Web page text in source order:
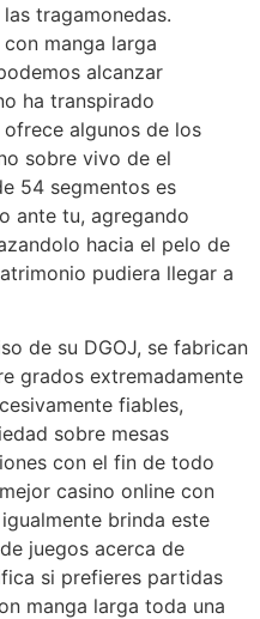
tragamonedas.
manga larga
alcanzar
ha transpirado
algunos de los
sobre vivo de el
54 segmentos es
ante tu, agregando
hacia el pelo de
pudiera llegar a
de su DGOJ, se fabrican
grados extremadamente
fiables,
sobre mesas
con el fin de todo
casino online con
brinda este
juegos acerca de
si prefieres partidas
manga larga toda una